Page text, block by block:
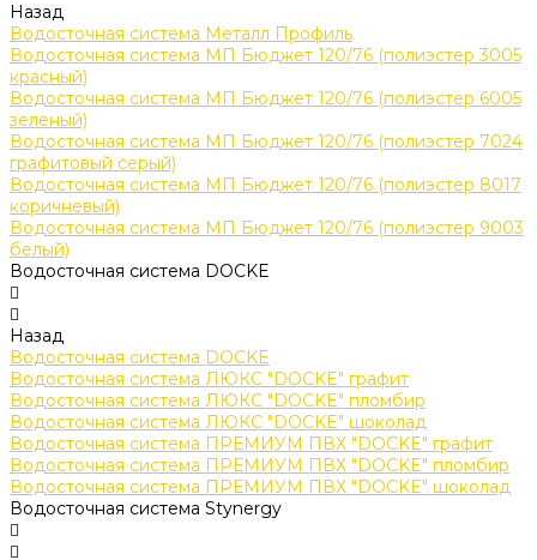
Назад
Водосточная система Металл Профиль
Водосточная система МП Бюджет 120/76 (полиэстер 3005
красный)
Водосточная система МП Бюджет 120/76 (полиэстер 6005
зеленый)
Водосточная система МП Бюджет 120/76 (полиэстер 7024
графитовый серый)
Водосточная система МП Бюджет 120/76 (полиэстер 8017
коричневый)
Водосточная система МП Бюджет 120/76 (полиэстер 9003
белый)
Водосточная система DOCKE
Назад
Водосточная система DOCKE
Водосточная система ЛЮКС "DOCKE" графит
Водосточная система ЛЮКС "DOCKE" пломбир
Водосточная система ЛЮКС "DOCKE" шоколад
Водосточная система ПРЕМИУМ ПВХ "DOCKE" графит
Водосточная система ПРЕМИУМ ПВХ "DOCKE" пломбир
Водосточная система ПРЕМИУМ ПВХ "DOCKE" шоколад
Водосточная система Stynergy